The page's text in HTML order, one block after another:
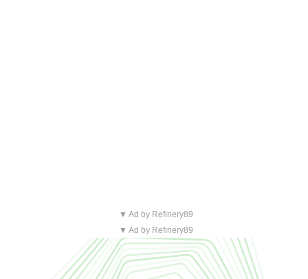
▼ Ad by Refinery89
▼ Ad by Refinery89